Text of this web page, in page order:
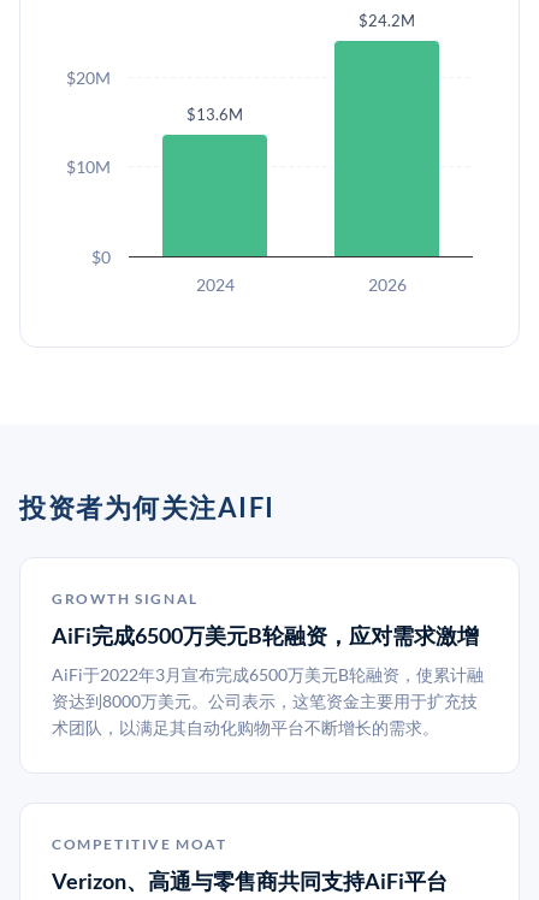
$13.6M
$24.2M
2024 2026
$0
$10M
$20M
投资者为何关注AIFI
GROWTH SIGNAL
AiFi完成6500万美元B轮融资，应对需求激增
AiFi于2022年3月宣布完成6500万美元B轮融资，使累计融
资达到8000万美元。公司表示，这笔资金主要用于扩充技
术团队，以满足其自动化购物平台不断增长的需求。
COMPETITIVE MOAT
Verizon、高通与零售商共同支持AiFi平台